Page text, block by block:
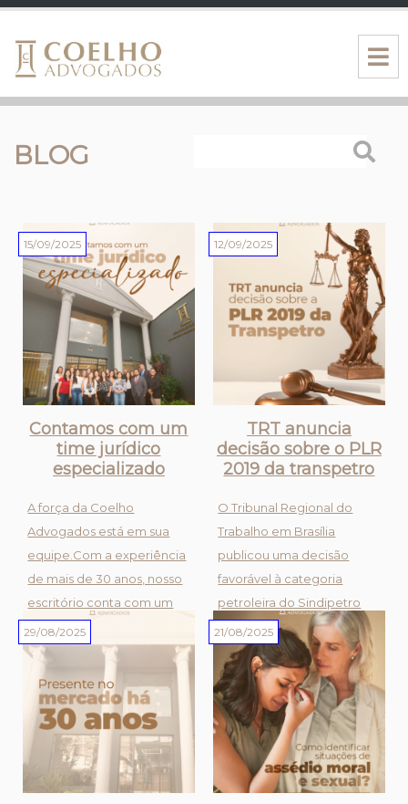
BLOG
15/09/2025
Contamos com um
time jurídico
especializado
A força da Coelho
Advogados está em sua
equipe.Com a experiência
de mais de 30 anos, nosso
escritório conta com um
time de profissionais
especializados, prontos
para oferecer soluções
jurídicas personalizadas e
eficientes.Acreditamos
que um tr...
12/09/2025
TRT anuncia
decisão sobre o PLR
2019 da transpetro
O Tribunal Regional do
Trabalho em Brasília
publicou uma decisão
favorável à categoria
petroleira do Sindipetro
LP, Sindipetro SE/AL,
Sindipetro PA/AM, e
Sindipetro SJC, sobre a
PLR 2019 da Transpetro.
Essa vitória, consquistada
em uma ação co...
29/08/2025 21/08/2025